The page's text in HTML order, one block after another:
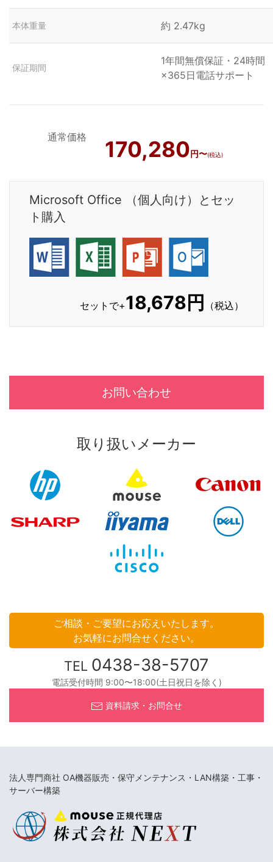
本体重量 約 2.47kg
保証期間
1年間無償保証・24時間
×365日電話サポート
通常価格 170,280円〜(税込)
Microsoft Office （個人向け）とセッ
ト購入
セットで+18,678円 （税込）
お問い合わせ
取り扱いメーカー
ご相談・ご要望にお応えいたします。
お気軽にお問合せください。
TEL 0438-38-5707
電話受付時間 9:00〜18:00(土日祝日を除く)
資料請求・お問合せ
法人専門商社 OA機器販売・保守メンテナンス・LAN構築・工事・
サーバー構築